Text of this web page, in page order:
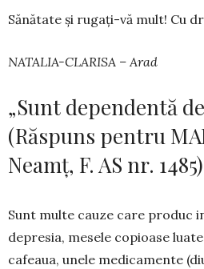
Sănătate și rugați-vă mult! Cu
NATALIA-CLARISA – Arad
„Sunt dependentă
(Răspuns pentru
Neamț, F. AS nr. 1485)
Sunt multe cauze care produc
depresia, mesele copioase
cafeaua, unele medicamente